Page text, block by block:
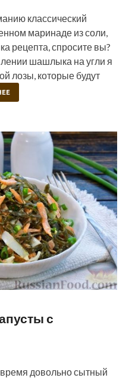
классический
маринаде из соли,
рецепта, спросите вы?
шашлыка на угли я
лозы, которые будут
с
довольно сытный